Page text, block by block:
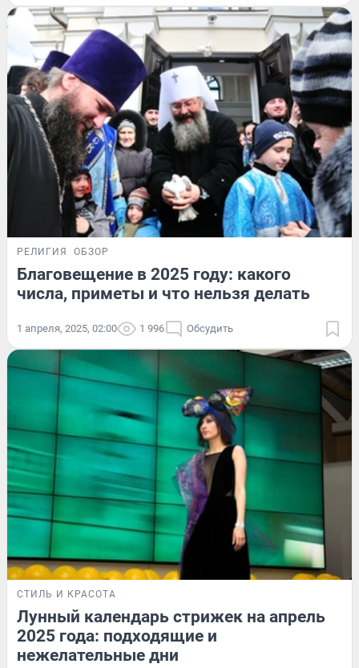
РЕЛИГИЯ ОБЗОР
Благовещение в 2025 году: какого
числа, приметы и что нельзя делать
1 апреля, 2025, 02:00 1 996 Обсудить
СТИЛЬ И КРАСОТА
Лунный календарь стрижек на апрель
2025 года: подходящие и
нежелательные дни